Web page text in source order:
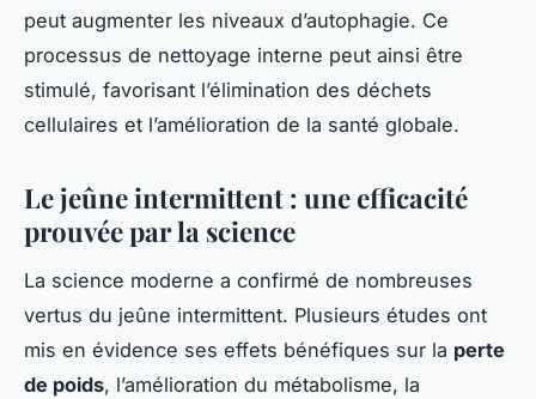
peut augmenter les niveaux d’autophagie. Ce
processus de nettoyage interne peut ainsi être
stimulé, favorisant l’élimination des déchets
cellulaires et l’amélioration de la santé globale.
Le jeûne intermittent : une efficacité
prouvée par la science
La science moderne a confirmé de nombreuses
vertus du jeûne intermittent. Plusieurs études ont
mis en évidence ses effets bénéfiques sur la perte
de poids, l’amélioration du métabolisme, la